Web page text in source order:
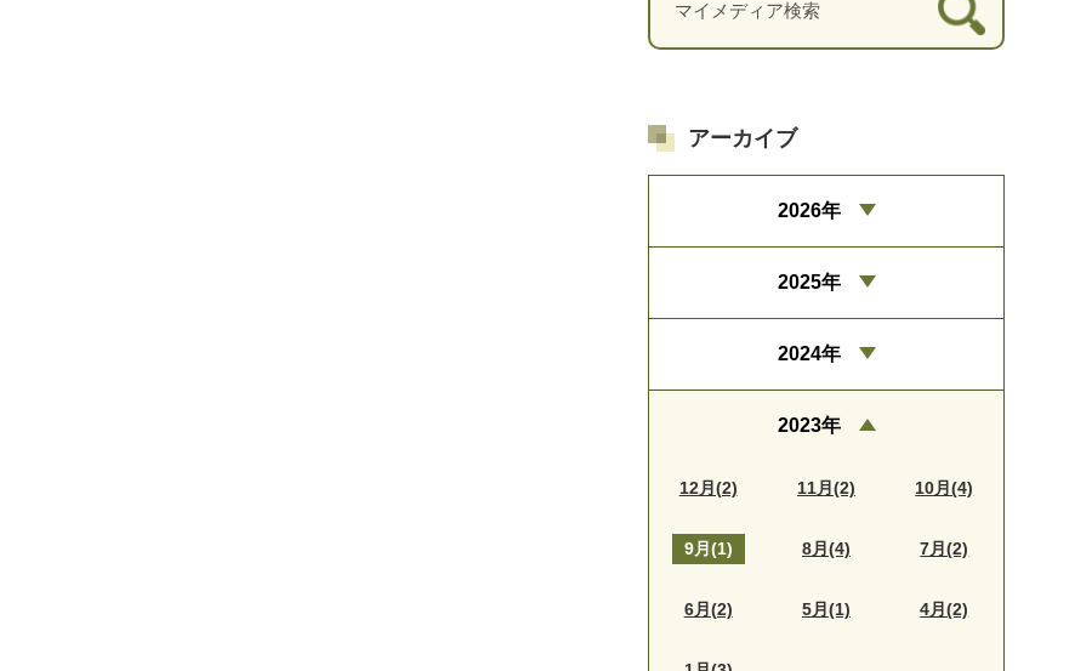
アーカイブ
2026年
2025年
2024年
2023年
12月(2) 11月(2) 10月(4)
9月(1) 8月(4) 7月(2)
6月(2) 5月(1) 4月(2)